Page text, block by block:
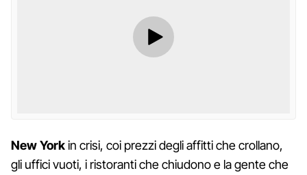
New Yorkin crisi, coi prezzi degli affitti che crollano,
gli uffici vuoti, i ristoranti che chiudono e la gente che